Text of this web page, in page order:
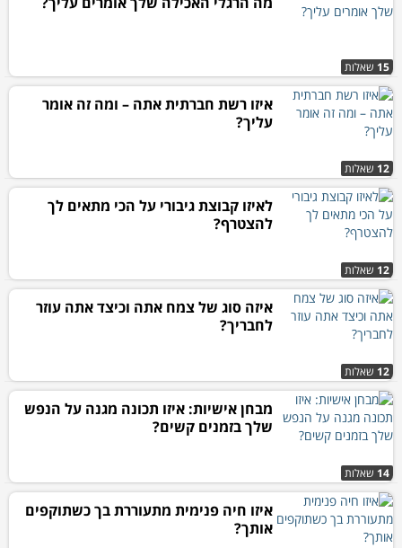
15 שאלות
12 שאלות
איזו רשת חברתית אתה – ומה זה אומר
עליך?
12 שאלות
לאיזו קבוצת גיבורי על הכי מתאים לך
להצטרף?
12 שאלות
איזה סוג של צמח אתה וכיצד אתה עוזר
לחבריך?
14 שאלות
מבחן אישיות: איזו תכונה מגנה על הנפש
שלך בזמנים קשים?
איזו חיה פנימית מתעוררת בך כשתוקפים
אותך?